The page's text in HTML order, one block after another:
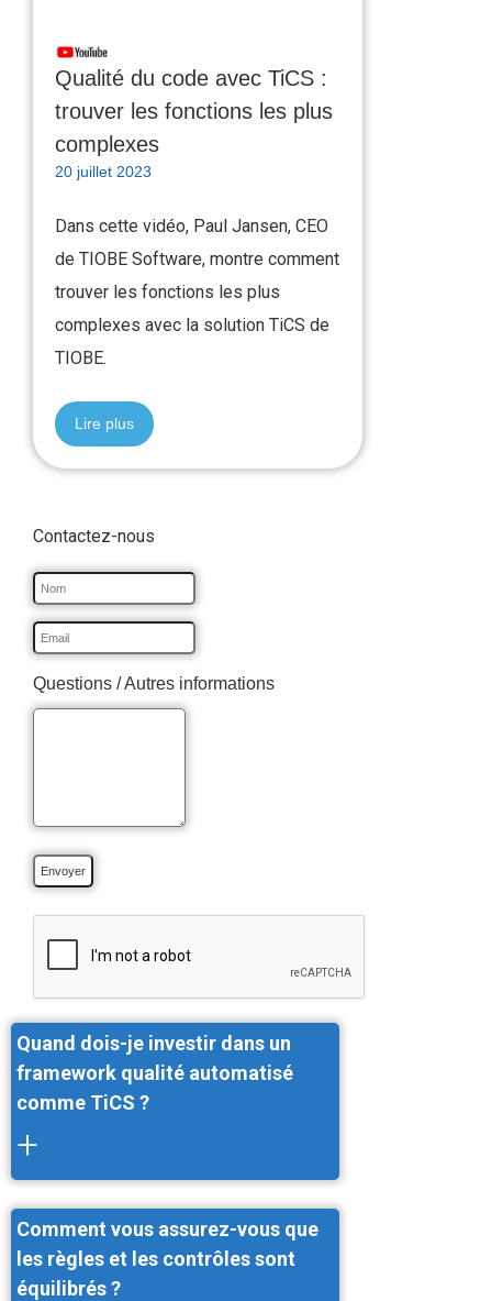
Qualité du code avec TiCS :
trouver les fonctions les plus
complexes
20 juillet 2023
Dans cette vidéo, Paul Jansen, CEO
de TIOBE Software, montre comment
trouver les fonctions les plus
complexes avec la solution TiCS de
TIOBE.
Lire plus
Contactez-nous
Questions / Autres informations
Quand dois-je investir dans un
framework qualité automatisé
comme TiCS ?
+
Comment vous assurez-vous que
les règles et les contrôles sont
équilibrés ?